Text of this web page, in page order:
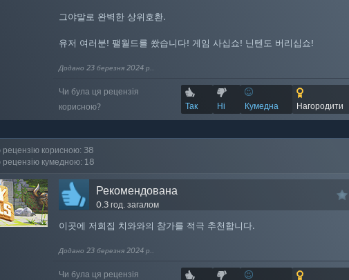
그야말로 완벽한 상위호환.
유저 여러분! 팰월드를 쐈습니다! 게임 사십쇼! 닌텐도 버리십쇼!
Додано 23 березня 2024 р..
Чи була ця рецензія
корисною?
Так Ні Кумедна Нагородити
корисною: 38
кумедною: 18
Рекомендована
0.3 год. загалом
이곳에 저희집 치와와의 참가를 적극 추천합니다.
Додано 23 березня 2024 р..
Чи була ця рецензія